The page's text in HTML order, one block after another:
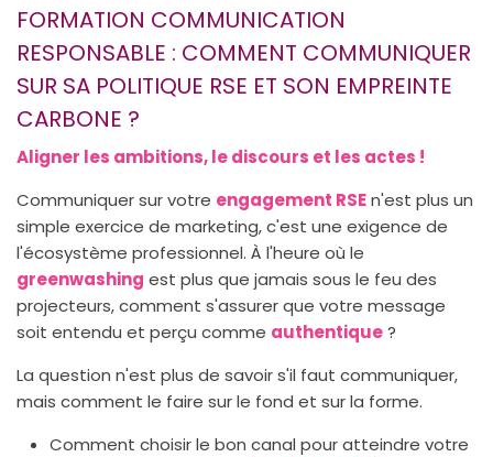
FORMATION COMMUNICATION
RESPONSABLE : COMMENT COMMUNIQUER
SUR SA POLITIQUE RSE ET SON EMPREINTE
CARBONE ?
Aligner les ambitions, le discours et les actes !
Communiquer sur votre engagement RSEn'est plus un
simple exercice de marketing, c'est une exigence de
l'écosystème professionnel. À l'heure où le
greenwashing est plus que jamais sous le feu des
projecteurs, comment s'assurer que votre message
soit entendu et perçu comme authentique?
La question n'est plus de savoir s'il faut communiquer,
mais comment le faire sur le fond et sur la forme.
Comment choisir le bon canal pour atteindre votre